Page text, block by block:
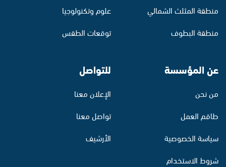
منطقة المثلث الشمالي
منطقة البطوف
علوم وتكنولوجيا
توقعات الطقس
عن المؤسسة
من نحن
طاقم العمل
سياسة الخصوصية
شروط الاستخدام
للتواصل
الإعلان معنا
تواصل معنا
الأرشيف